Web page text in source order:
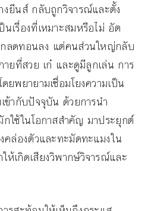
งยีนส์ กลับถูกวิจารณ์และตั้ง
นเรื่องที่เหมาะสมหรือไม่ อัต
ลดทอนลง แต่คนส่วนใหญ่กลับ
ายที่สวย เก๋ และดูมีลูกเล่น การ
ยพยายามเชื่อมโยงความเป็น
ข้ากับปัจจุบัน ด้วยการนำ
ใช้ในโอกาสสำคัญ มาประยุกต์
คล่องตัวและทะมัดทะแมงใน
ห้เกิดเสียงวิพากษ์วิจารณ์และ